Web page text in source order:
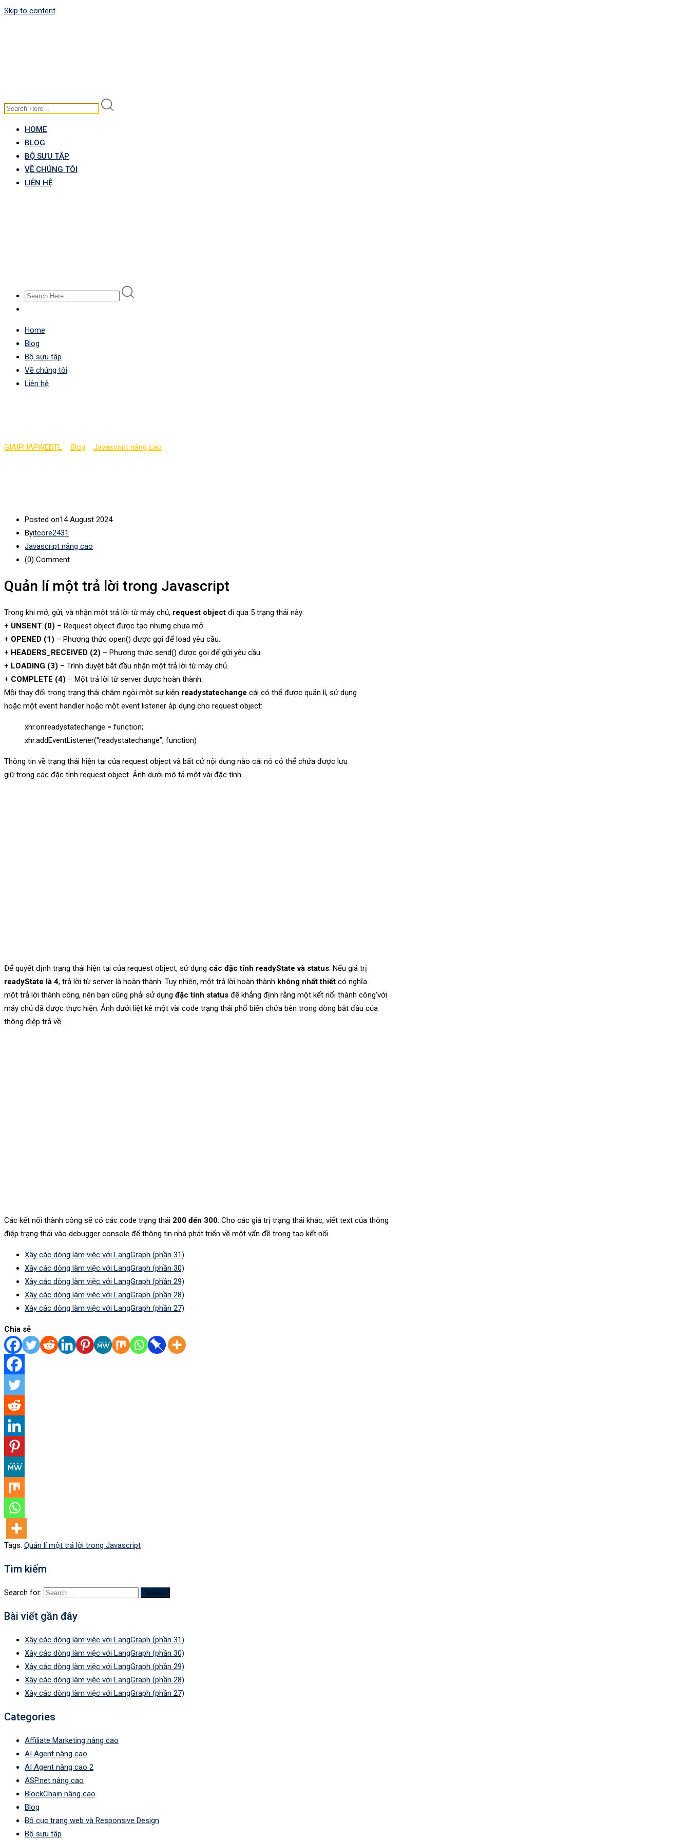
Skip to content
HOME
BLOG
BỘ SƯU TẬP
VỀ CHÚNG TÔI
LIÊN HỆ
Home
Blog
Bộ sưu tập
Về chúng tôi
Liên hệ
GIAIPHAPWEBTL Blog Javascript nâng cao
Posted on14 August 2024
Byitcore2431
Javascript nâng cao
(0) Comment
Quản lí một trả lời trong Javascript
Trong khi mở, gửi, và nhận một trả lời từ máy chủ, request object đi qua 5 trạng thái này:
+ UNSENT (0) – Request object được tạo nhưng chưa mở.
+ OPENED (1) – Phương thức open() được gọi để load yêu cầu.
+ HEADERS_RECEIVED (2) – Phương thức send() được gọi để gửi yêu cầu.
+ LOADING (3) – Trình duyệt bắt đầu nhận một trả lời từ máy chủ.
+ COMPLETE (4) – Một trả lời từ server được hoàn thành.
Mỗi thay đổi trong trạng thái châm ngòi một sự kiện readystatechange cái có thể được quản lí, sử dụng
hoặc một event handler hoặc một event listener áp dụng cho request object:
xhr.onreadystatechange = function;
xhr.addEventListener(“readystatechange”, function)
Thông tin về trạng thái hiện tại của request object và bất cứ nội dung nào cái nó có thể chứa được lưu
giữ trong các đặc tính request object. Ảnh dưới mô tả một vài đặc tính.
Để quyết định trạng thái hiện tại của request object, sử dụng các đặc tính readyState và status. Nếu giá trị
readyState là 4, trả lời từ server là hoàn thành. Tuy nhiên, một trả lời hoàn thành không nhất thiết có nghĩa
một trả lời thành công, nên bạn cũng phải sử dụng đặc tính status để khẳng định rằng một kết nối thành công’với
máy chủ đã được thực hiện. Ảnh dưới liệt kê một vài code trạng thái phổ biến chứa bên trong dòng bắt đầu của
thông điệp trả về.
Các kết nối thành công sẽ có các code trạng thái 200 đến 300. Cho các giá trị trạng thái khác, viết text của thông
điệp trạng thái vào debugger console để thông tin nhà phát triển về một vấn đề trong tạo kết nối.
Xây các dòng làm việc với LangGraph (phần 31)
Xây các dòng làm việc với LangGraph (phần 30)
Xây các dòng làm việc với LangGraph (phần 29)
Xây các dòng làm việc với LangGraph (phần 28)
Xây các dòng làm việc với LangGraph (phần 27)
Chia sẻ
Tags: Quản lí một trả lời trong Javascript
Tìm kiếm
Search for:
Bài viết gần đây
Xây các dòng làm việc với LangGraph (phần 31)
Xây các dòng làm việc với LangGraph (phần 30)
Xây các dòng làm việc với LangGraph (phần 29)
Xây các dòng làm việc với LangGraph (phần 28)
Xây các dòng làm việc với LangGraph (phần 27)
Categories
Affiliate Marketing nâng cao
AI Agent nâng cao
AI Agent nâng cao 2
ASP.net nâng cao
BlockChain nâng cao
Blog
Bố cục trang web và Responsive Design
Bộ sưu tập